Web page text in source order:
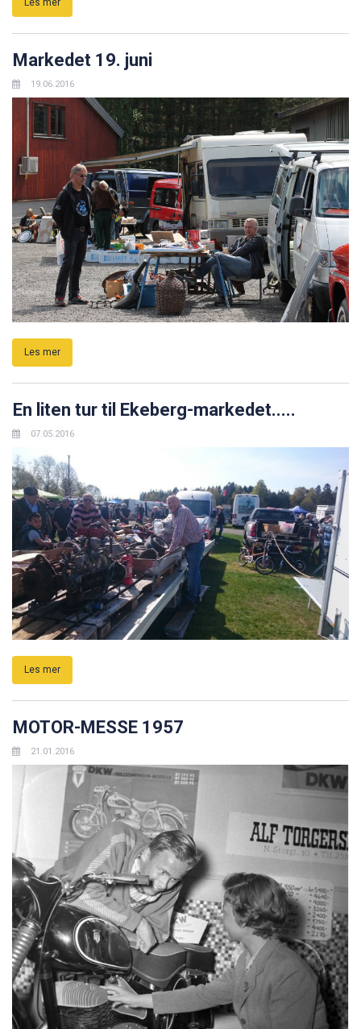
Les mer
Markedet 19. juni
19.06.2016
Les mer
En liten tur til Ekeberg-markedet.....
07.05.2016
MOTOR-MESSE 1957
21.01.2016